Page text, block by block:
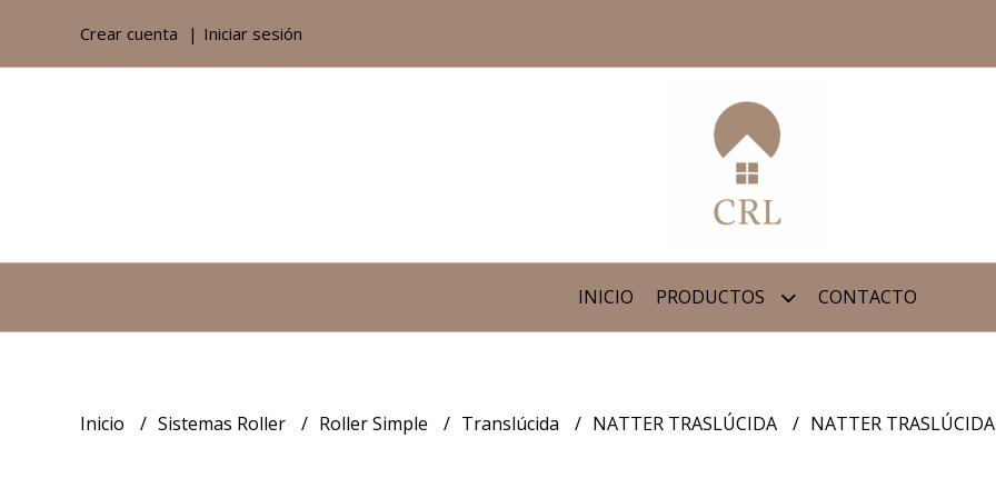
Crear cuenta Iniciar sesión
INICIO PRODUCTOS CONTACTO
Inicio Sistemas Roller Roller Simple Translúcida NATTER TRASLÚCIDA NATTER